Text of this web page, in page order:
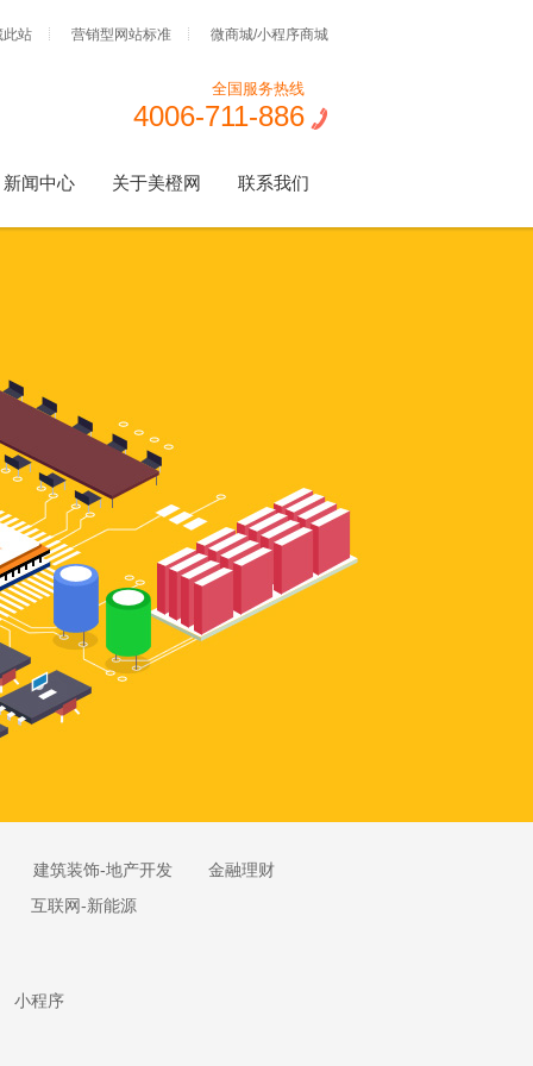
此站 营销型网站标准 微商城/小程序商城
全国服务热线
4006-711-886
新闻中心 关于美橙网 联系我们
建筑装饰-地产开发
金融理财
互联网-新能源
小程序